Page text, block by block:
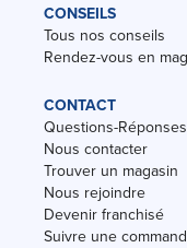
CONSEILS
Tous nos conseils
Rendez-vous en
CONTACT
Questions-Réponses
Nous contacter
Trouver un magasin
Nous rejoindre
Devenir franchisé
Suivre une